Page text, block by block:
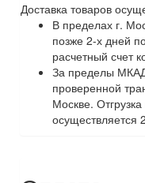
Доставка товаров
В пределах г.
позже 2-х дней
расчетный счет
За пределы
проверенной
Москве.
осуществляется